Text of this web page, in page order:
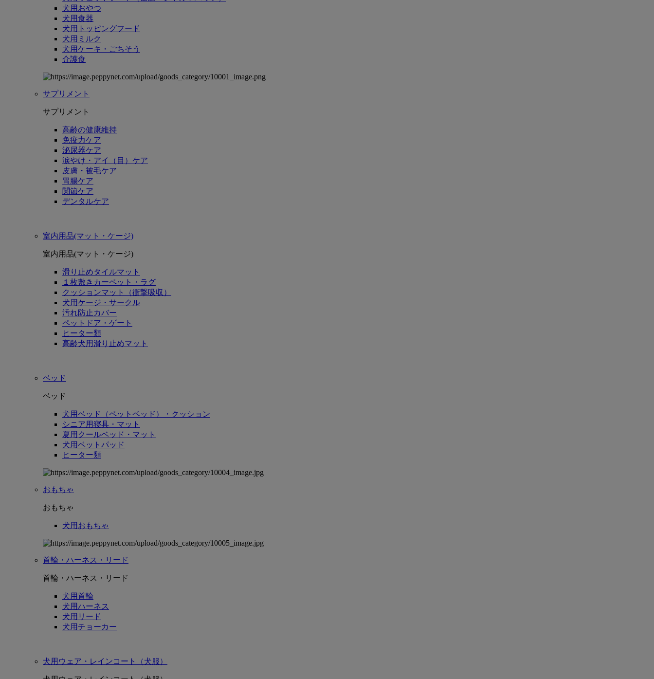
犬用おやつ
犬用食器
犬用トッピングフード
犬用ミルク
犬用ケーキ・ごちそう
介護食
サプリメント
サプリメント
高齢の健康維持
免疫力ケア
泌尿器ケア
涙やけ・アイ（目）ケア
皮膚・被毛ケア
胃腸ケア
関節ケア
デンタルケア
室内用品(マット・ケージ)
室内用品(マット・ケージ)
滑り止めタイルマット
１枚敷きカーペット・ラグ
クッションマット（衝撃吸収）
犬用ケージ・サークル
汚れ防止カバー
ペットドア・ゲート
ヒーター類
高齢犬用滑り止めマット
ベッド
ベッド
犬用ベッド（ペットベッド）・クッション
シニア用寝具・マット
夏用クールベッド・マット
犬用ベットパッド
ヒーター類
おもちゃ
おもちゃ
犬用おもちゃ
首輪・ハーネス・リード
首輪・ハーネス・リード
犬用首輪
犬用ハーネス
犬用リード
犬用チョーカー
犬用ウェア・レインコート（犬服）